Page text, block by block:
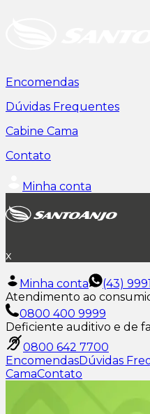
Encomendas
Dúvidas Frequentes
Cabine Cama
Contato
Minha conta
x
Minha conta
(43)
Atendimento ao
0800 400 9999
Deficiente auditivo e de
0800 642 7700
EncomendasDúvidas
CamaContato